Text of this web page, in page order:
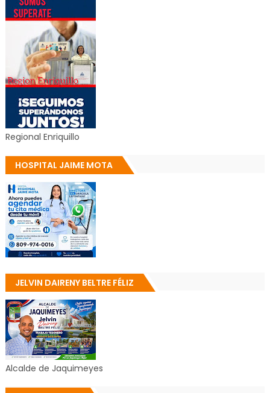
Regional Enriquillo
HOSPITAL JAIME MOTA
JELVIN DAIRENY BELTRE FÉLIZ
Alcalde de Jaquimeyes